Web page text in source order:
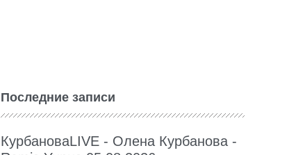
Последние записи
КурбановаLIVE - Олена Курбанова -